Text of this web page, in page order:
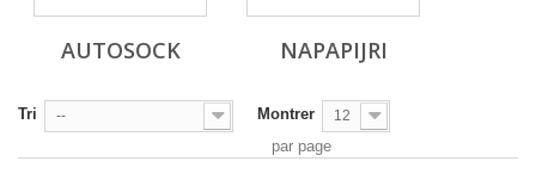
AUTOSOCK NAPAPIJRI
Tri -- Montrer 12
par page